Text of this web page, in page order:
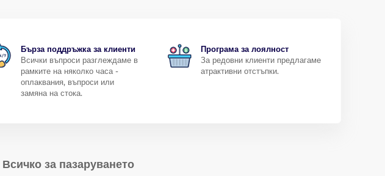
Бърза поддръжка за клиенти
Всички въпроси разглеждаме в
рамките на няколко часа -
оплаквания, въпроси или
замяна на стока.
Програма за лоялност
За редовни клиенти предлагаме
атрактивни отстъпки.
Всичко за пазаруването